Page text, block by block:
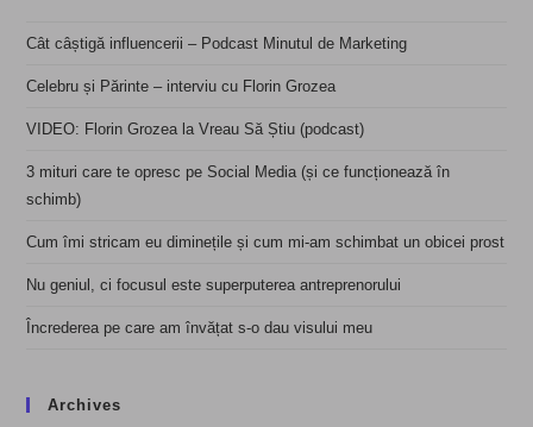
Cât câștigă influencerii – Podcast Minutul de Marketing
Celebru și Părinte – interviu cu Florin Grozea
VIDEO: Florin Grozea la Vreau Să Știu (podcast)
3 mituri care te opresc pe Social Media (și ce funcționează în
schimb)
Cum îmi stricam eu diminețile și cum mi-am schimbat un obicei prost
Nu geniul, ci focusul este superputerea antreprenorului
Încrederea pe care am învățat s-o dau visului meu
Archives